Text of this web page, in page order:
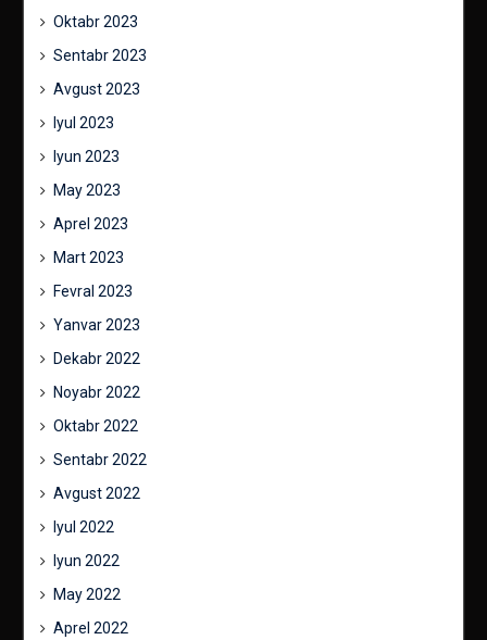
Oktabr 2023
Sentabr 2023
Avgust 2023
Iyul 2023
Iyun 2023
May 2023
Aprel 2023
Mart 2023
Fevral 2023
Yanvar 2023
Dekabr 2022
Noyabr 2022
Oktabr 2022
Sentabr 2022
Avgust 2022
Iyul 2022
Iyun 2022
May 2022
Aprel 2022